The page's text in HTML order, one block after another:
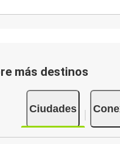
más destinos
Ciudades